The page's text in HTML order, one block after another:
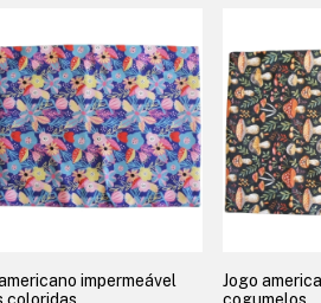
impermeável
Jogo